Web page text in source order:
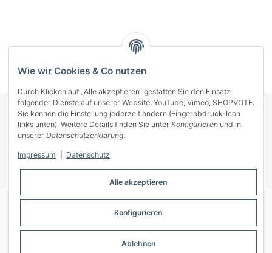
KONTAKT
INFORMATIONEN
ZAHLUNGSARTEN
© A-Key
Wie wir Cookies & Co nutzen
Durch Klicken auf „Alle akzeptieren“ gestatten Sie den Einsatz
folgender Dienste auf unserer Website: YouTube, Vimeo, SHOPVOTE.
Sie können die Einstellung jederzeit ändern (Fingerabdruck-Icon
links unten). Weitere Details finden Sie unter Konfigurieren und in
unserer Datenschutzerklärung.
Impressum Datenschutz
Alle akzeptieren
Konfigurieren
Ablehnen